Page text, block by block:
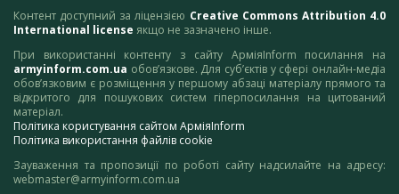
Контент доступний за ліцензією Creative Commons Attribution 4.0
International license якщо не зазначено інше.
При використанні контенту з сайту АрміяInform посилання на
armyinform.com.ua обов’язкове. Для суб’єктів у сфері онлайн-медіа
обов’язковим є розміщення у першому абзаці матеріалу прямого та
відкритого для пошукових систем гіперпосилання на цитований
матеріал.
Політика користування сайтом АрміяInform
Політика використання файлів cookie
Зауваження та пропозиції по роботі сайту надсилайте на адресу:
webmaster@armyinform.com.ua